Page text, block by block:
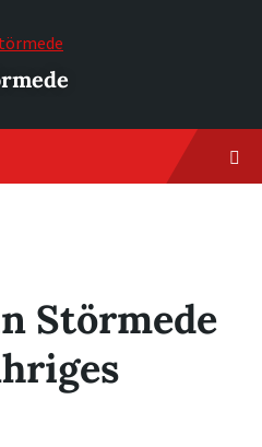
Störmede